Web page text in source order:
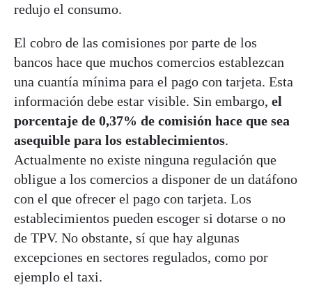
redujo el consumo.
El cobro de las comisiones por parte de los
bancos hace que muchos comercios establezcan
una cuantía mínima para el pago con tarjeta. Esta
información debe estar visible. Sin embargo, el
porcentaje de 0,37% de comisión hace que sea
asequible para los establecimientos.
Actualmente no existe ninguna regulación que
obligue a los comercios a disponer de un datáfono
con el que ofrecer el pago con tarjeta. Los
establecimientos pueden escoger si dotarse o no
de TPV. No obstante, sí que hay algunas
excepciones en sectores regulados, como por
ejemplo el taxi.